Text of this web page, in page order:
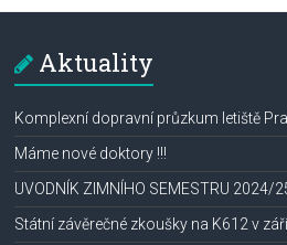
Aktuality
Komplexní dopravní průzkum letiště
Máme nové doktory !!!
UVODNÍK ZIMNÍHO SEMESTRU 2024/
Státní závěrečné zkoušky na K612 v